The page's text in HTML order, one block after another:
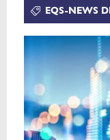
EQS-NEWS